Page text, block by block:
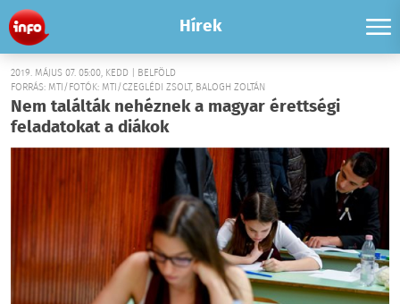
Hírek
2019. MÁJUS 07. 05:00, KEDD | BELFÖLD
FORRÁS: MTI/FOTÓK: MTI/CZEGLÉDI ZSOLT, BALOGH ZOLTÁN
Nem találták nehéznek a magyar érettségi
feladatokat a diákok